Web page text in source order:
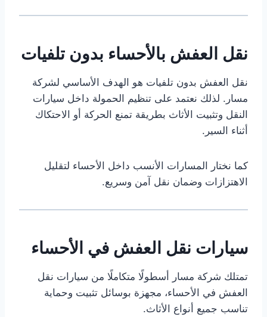
نقل العفش بالأحساء بدون تلفيات
نقل العفش بدون تلفيات هو الهدف الأساسي لشركة
مسار. لذلك نعتمد على تنظيم الحمولة داخل سيارات
النقل وتثبيت الأثاث بطريقة تمنع الحركة أو الاحتكاك
أثناء السير.
كما نختار المسارات الأنسب داخل الأحساء لتقليل
الاهتزازات وضمان نقل آمن وسريع.
سيارات نقل العفش في الأحساء
تمتلك شركة مسار أسطولًا متكاملًا من سيارات نقل
العفش في الأحساء، مجهزة بوسائل تثبيت وحماية
تناسب جميع أنواع الأثاث.